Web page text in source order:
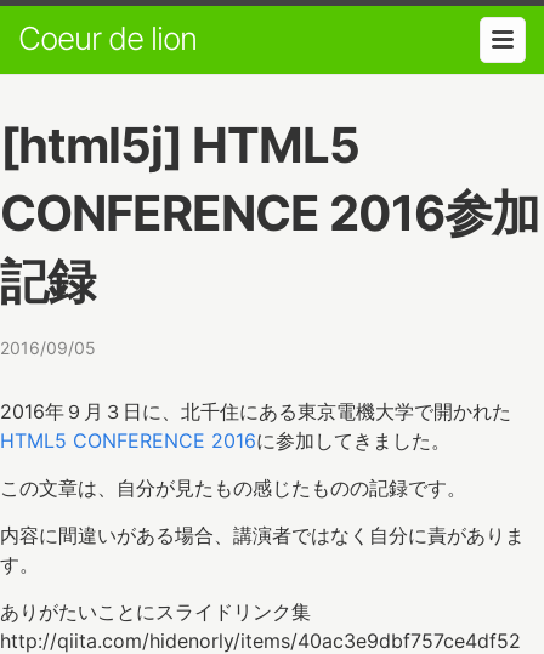
Coeur de lion
[html5j] HTML5
CONFERENCE 2016参加
記録
2016/09/05
2016年９月３日に、北千住にある東京電機大学で開かれた
HTML5 CONFERENCE 2016に参加してきました。
この文章は、自分が見たもの感じたものの記録です。
内容に間違いがある場合、講演者ではなく自分に責がありま
す。
ありがたいことにスライドリンク集
http://qiita.com/hidenorly/items/40ac3e9dbf757ce4df52